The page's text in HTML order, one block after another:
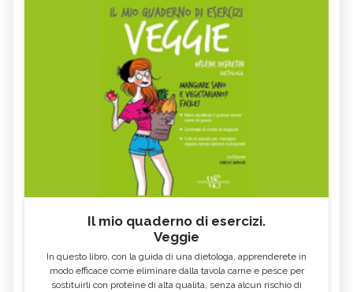
Il mio quaderno di esercizi.
Veggie
In questo libro, con la guida di una dietologa, apprenderete in
modo efficace come eliminare dalla tavola carne e pesce per
sostituirli con proteine di alta qualità, senza alcun rischio di